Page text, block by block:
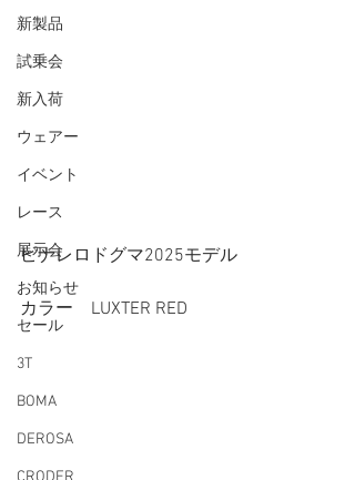
新製品
試乗会
新入荷
ウェアー
イベント
レース
展示会
お知らせ
セール
3T
BOMA
DEROSA
ピナレロドグマ2025モデル
カラー　LUXTER RED